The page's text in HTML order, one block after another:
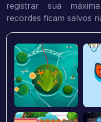
registrar sua
recordes ficam salvos